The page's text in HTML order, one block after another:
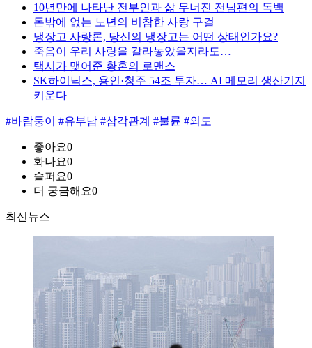
10년만에 나타난 전부인과 삶 무너진 전남편의 독백
돈밖에 없는 노년의 비참한 사랑 구걸
냉장고 사랑론, 당신의 냉장고는 어떤 상태인가요?
죽음이 우리 사랑을 갈라놓았을지라도…
택시가 맺어준 황혼의 로맨스
SK하이닉스, 용인·청주 54조 투자… AI 메모리 생산기지
키운다
#바람둥이 #유부남 #삼각관계 #불륜 #외도
좋아요0
화나요0
슬퍼요0
더 궁금해요0
최신뉴스